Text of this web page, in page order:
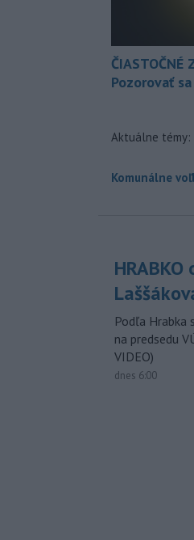
ČIASTOČNÉ
Pozorovať
Aktuálne témy:
Komunálne
Podľa Hrabka
na predsedu
VIDEO)
dnes 6:00